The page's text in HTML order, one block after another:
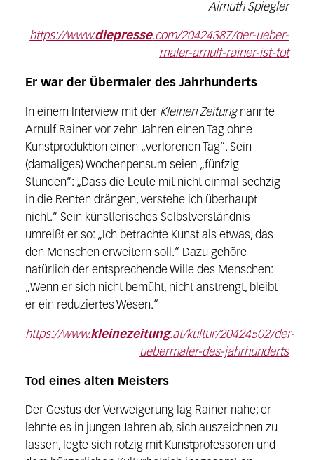
Almuth Spiegler
https://www.diepresse.com/20424387/der-ueber-
maler-arnulf-rainer-ist-tot
Er war der Übermaler des Jahrhunderts
In einem Interview mit der Kleinen Zeitungnannte
Arnulf Rainer vor zehn Jahren einen Tag ohne
Kunstproduktion einen „verlorenen Tag“. Sein
(damaliges) Wochenpensum seien „fünfzig
Stunden“: „Dass die Leute mit nicht einmal sechzig
in die Renten drängen, verstehe ich überhaupt
nicht.“ Sein künstlerisches Selbstverständnis
umreißt er so: „Ich betrachte Kunst als etwas, das
den Menschen erweitern soll.“ Dazu gehöre
natürlich der entsprechende Wille des Menschen:
„Wenn er sich nicht bemüht, nicht anstrengt, bleibt
er ein reduziertes Wesen.“
https://www.kleinezeitung.at/kultur/20424502/der-
uebermaler-des-jahrhunderts
Tod eines alten Meisters
Der Gestus der Verweigerung lag Rainer nahe; er
lehnte es in jungen Jahren ab, sich auszeichnen zu
lassen, legte sich rotzig mit Kunstprofessoren und